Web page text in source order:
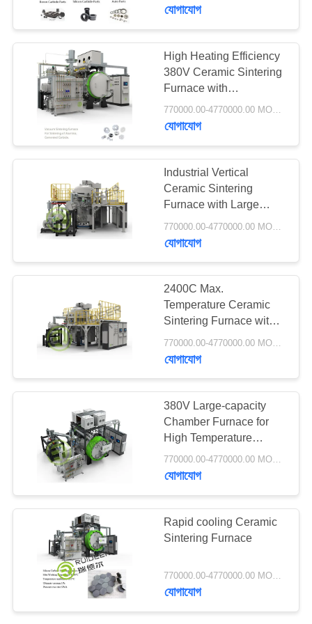
নিয়ন্ত্রণ
আমাদের
যোগাযোগ
একটি
সাইট
গোপনীয়তা
ভ্যাকুয়াম সিন্টারিং ফার্নেস
75
এমআইএম সিনটারিং ফার্নেস
ধাতু সিনটারিং চুল্লি
শিল্প ভ্যাকুয়াম ফার্নেস
40
যোগাযোগ
High Heating Efficiency
380V Ceramic Sintering
Furnace with
Independent
Temperature Control
770000.00-4770000.00 MOQ:1 সেট
যোগাযোগ
Industrial Vertical
Ceramic Sintering
Furnace with Large
Effective Working Zone
যোগাযোগ
2400C Max.
Temperature Ceramic
Sintering Furnace with
3-zone Temperature
Control Precision
770000.00-4770000.00 MOQ:1 সেট
যোগাযোগ
380V Large-capacity
Chamber Furnace for
High Temperature
ceramic sintering
furnace
770000.00-4770000.00 MOQ:1 সেট
যোগাযোগ
Rapid cooling Ceramic
Sintering Furnace
770000.00-4770000.00 MOQ:1 সেট
যোগাযোগ